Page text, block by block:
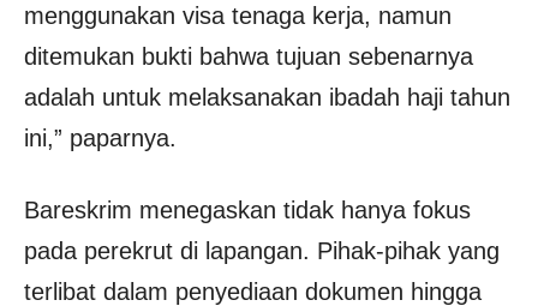
menggunakan visa tenaga kerja, namun
ditemukan bukti bahwa tujuan sebenarnya
adalah untuk melaksanakan ibadah haji tahun
ini,” paparnya.
Bareskrim menegaskan tidak hanya fokus
pada perekrut di lapangan. Pihak-pihak yang
terlibat dalam penyediaan dokumen hingga